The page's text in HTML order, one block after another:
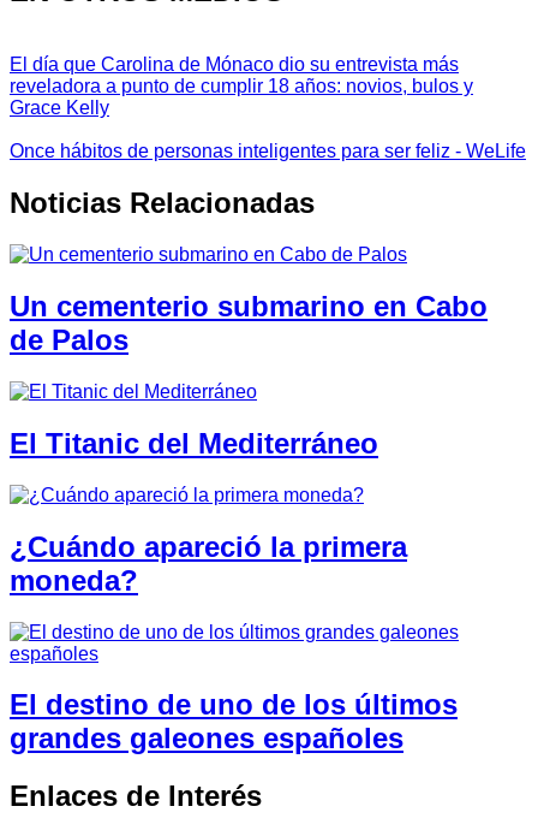
El día que Carolina de Mónaco dio su entrevista más
reveladora a punto de cumplir 18 años: novios, bulos y
Grace Kelly
Once hábitos de personas inteligentes para ser feliz - WeLife
Noticias Relacionadas
Un cementerio submarino en Cabo
de Palos
El Titanic del Mediterráneo
¿Cuándo apareció la primera
moneda?
El destino de uno de los últimos
grandes galeones españoles
Enlaces de Interés